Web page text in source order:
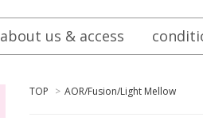
about us & access
TOP > AOR/Fusion/Light Mellow